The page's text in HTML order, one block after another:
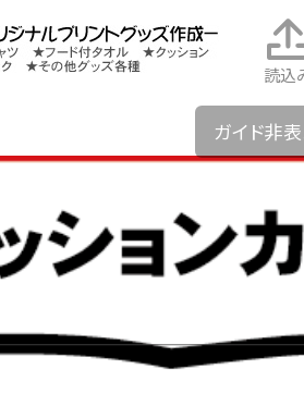
読込
ガイド非